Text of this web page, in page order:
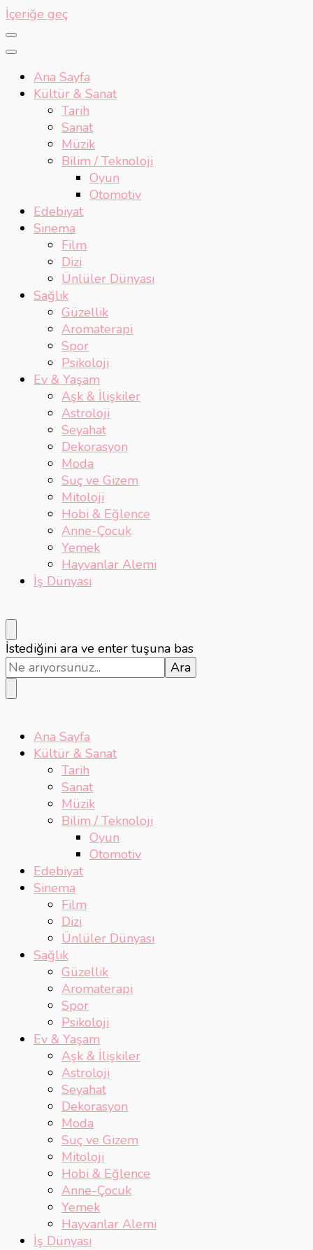
İçeriğe geç
Ana Sayfa
Kültür & Sanat
Tarih
Sanat
Müzik
Bilim / Teknoloji
Oyun
Otomotiv
Edebiyat
Sinema
Film
Dizi
Ünlüler Dünyası
Sağlık
Güzellik
Aromaterapi
Spor
Psikoloji
Ev & Yaşam
Aşk & İlişkiler
Astroloji
Seyahat
Dekorasyon
Moda
Suç ve Gizem
Mitoloji
Hobi & Eğlence
Anne-Çocuk
Yemek
Hayvanlar Alemi
İş Dünyası
Bir
şey
mi
arıyorsunuz?
İstediğini ara ve enter tuşuna bas
Ana Sayfa
Kültür & Sanat
Tarih
Sanat
Müzik
Bilim / Teknoloji
Oyun
Otomotiv
Edebiyat
Sinema
Film
Dizi
Ünlüler Dünyası
Sağlık
Güzellik
Aromaterapi
Spor
Psikoloji
Ev & Yaşam
Aşk & İlişkiler
Astroloji
Seyahat
Dekorasyon
Moda
Suç ve Gizem
Mitoloji
Hobi & Eğlence
Anne-Çocuk
Yemek
Hayvanlar Alemi
İş Dünyası